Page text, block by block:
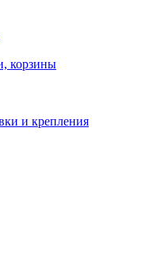
корзины
и крепления